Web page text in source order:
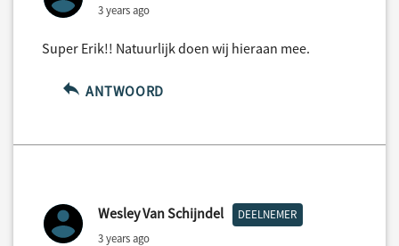
3 years ago
Super Erik!! Natuurlijk doen wij hieraan mee.
ANTWOORD
Wesley Van Schijndel DEELNEMER
3 years ago